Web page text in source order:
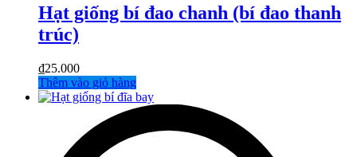
Hạt giống bí đao chanh (bí đao thanh
trúc)
₫25.000
Thêm vào giỏ hàng